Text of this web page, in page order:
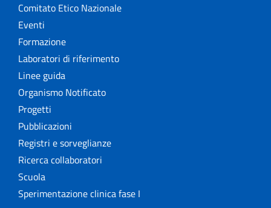
Comitato Etico Nazionale
Eventi
Formazione
Laboratori di riferimento
Linee guida
Organismo Notificato
Progetti
Pubblicazioni
Registri e sorveglianze
Ricerca collaboratori
Scuola
Sperimentazione clinica fase I